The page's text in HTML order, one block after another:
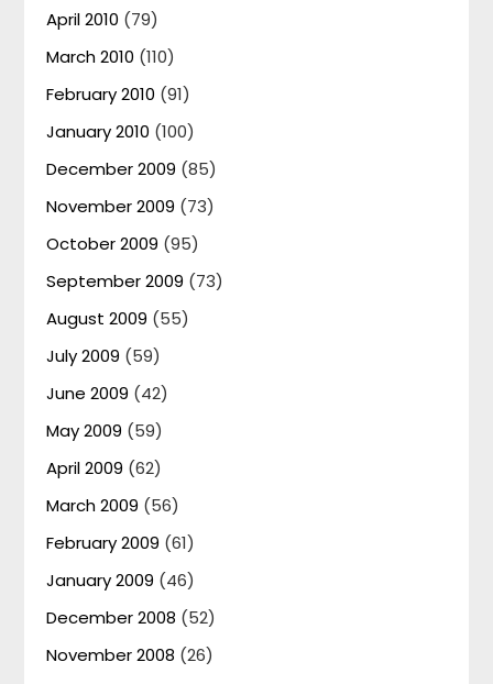
April 2010 (79)
March 2010 (110)
February 2010 (91)
January 2010 (100)
December 2009 (85)
November 2009 (73)
October 2009 (95)
September 2009 (73)
August 2009 (55)
July 2009 (59)
June 2009 (42)
May 2009 (59)
April 2009 (62)
March 2009 (56)
February 2009 (61)
January 2009 (46)
December 2008 (52)
November 2008 (26)